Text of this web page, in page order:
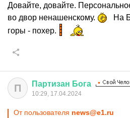
Довайте, довайте.
во двор ненашенскому.
На
горы - похер.
П Партизан Бога
10:29, 17.04.2024
От пользователя news@e1.ru